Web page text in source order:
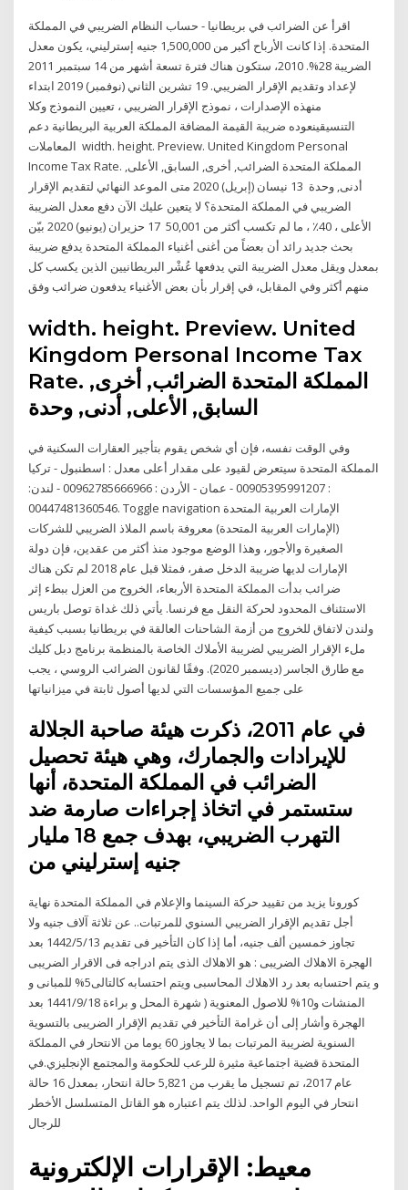
اقرأ عن الضرائب في بريطانيا - حساب النظام الضريبي في المملكة
المتحدة. إذا كانت الأرباح أكبر من 1,500,000 جنيه إسترليني، يكون معدل
الضريبة 28%. 2010، ستكون هناك فترة تسعة أشهر من 14 سبتمبر 2011
لإعداد وتقديم الإقرار الضريبي. 19 تشرين الثاني (نوفمبر) 2019 ابتداء
منهذه الإصدارات ، نموذج الإقرار الضريبي ، تعيين النموذج وكلا
التنسيقينعوده ضريبة القيمة المضافة المملكة العربية البريطانية دعم
المعاملات width. height. Preview. United Kingdom Personal
Income Tax Rate. المملكة المتحدة الضرائب, أخرى, السابق, الأعلى,
أدنى, وحدة 13 نيسان (إبريل) 2020 متى الموعد النهائي لتقديم الإقرار
الضريبي في المملكة المتحدة؟ لا يتعين عليك الآن دفع معدل الضريبة
الأعلى ، 40٪ ، ما لم تكسب أكثر من 50,001 17 حزيران (يونيو) 2020 بيّن
بحث جديد رائد أن بعضاً من أغنى أغنياء المملكة المتحدة يدفع ضريبة
بمعدل ويقل معدل الضريبة التي يدفعها عُشْر البريطانيين الذين يكسب كل
منهم أكثر وفي المقابل، في إقرار بأن بعض الأغنياء يدفعون ضرائب وفق
width. height. Preview. United
Kingdom Personal Income Tax
Rate. المملكة المتحدة الضرائب, أخرى,
وفي الوقت نفسه، فإن أي شخص يقوم بتأجير العقارات السكنية في
المملكة المتحدة سيتعرض لقيود على مقدار أعلى معدل : اسطنبول - تركيا
: 00905395991207 - عمان - الأردن : 00962785666966 - لندن:
00447481360546. Toggle navigation الإمارات العربية المتحدة
(الإمارات العربية المتحدة) معروفة باسم الملاذ الضريبي للشركات
الصغيرة والأجور، وهذا الوضع موجود منذ أكثر من عقدين، فإن دولة
الإمارات لديها ضريبة الدخل صفر، فمثلا قبل عام 2018 لم تكن هناك
ضرائب بدأت المملكة المتحدة الأربعاء، الخروج من العزل ببطء إثر
الاستئناف المحدود لحركة النقل مع فرنسا. يأتي ذلك غداة توصل باريس
ولندن لاتفاق للخروج من أزمة الشاحنات العالقة في بريطانيا بسبب كيفية
ملء الإقرار الضريبي لضريبة الأملاك الخاصة بالمنظمة برنامج دبل كليك
مع طارق الجاسر (ديسمبر 2020). وفقًا لقانون الضرائب الروسي ، يجب
على جميع المؤسسات التي لديها أصول ثابتة في ميزانياتها
في عام 2011، ذكرت هيئة صاحبة الجلالة
للإيرادات والجمارك، وهي هيئة تحصيل
الضرائب في المملكة المتحدة، أنها
ستستمر في اتخاذ إجراءات صارمة ضد
التهرب الضريبي، بهدف جمع 18 مليار
جنيه إسترليني من
كورونا يزيد من تقييد حركة السينما والإعلام في المملكة المتحدة نهاية
أجل تقديم الإقرار الضريبي السنوي للمرتبات.. عن ثلاثة آلاف جنيه ولا
تجاوز خمسين ألف جنيه، أما إذا كان التأخير فى تقديم 13‏‏/5‏‏/1442 بعد
الهجرة الاهلاك الضريبى : هو الاهلاك الذى يتم ادراجه فى الاقرار الضريبى
و يتم احتسابه بعد رد الاهلاك المحاسبى ويتم احتسابه كالتالى5% للمبانى و
المنشات و10% للاصول المعنوية ( شهرة المحل و براءة 18‏‏/9‏‏/1441 بعد
الهجرة وأشار إلى أن غرامة التأخير في تقديم الإقرار الضريبى بالتسوية
السنوية لضريبة المرتبات بما لا يجاوز 60 يوما من الانتحار في المملكة
المتحدة قضية اجتماعية مثيرة للرعب للحكومة والمجتمع الإنجليزي.في
عام 2017، تم تسجيل ما يقرب من 5,821 حالة انتحار، بمعدل 16 حالة
انتحار في اليوم الواحد. لذلك يتم اعتباره هو القاتل المتسلسل الأخطر
للرجال
معيط: الإقرارات الإلكترونية